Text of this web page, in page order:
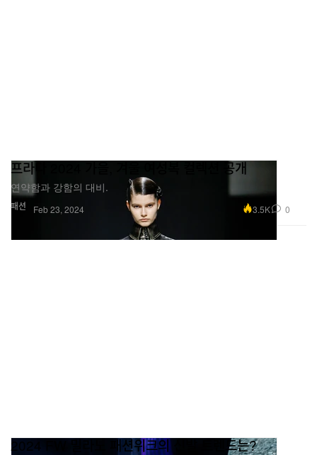
패션
프라다 2024 가을, 겨울 여성복 컬렉션 공개
연약함과 강함의 대비.
Feb 23, 2024 3.5K 0
2024 FW 밀라노 패션위크의 신발 트렌드는?